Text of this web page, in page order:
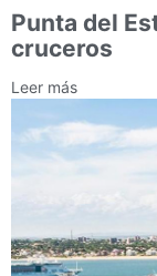
Punta del
cruceros
Leer más